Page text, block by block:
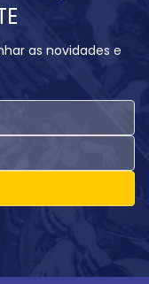
as novidades e